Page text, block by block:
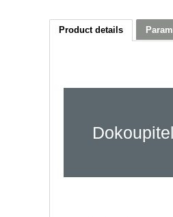
Product details